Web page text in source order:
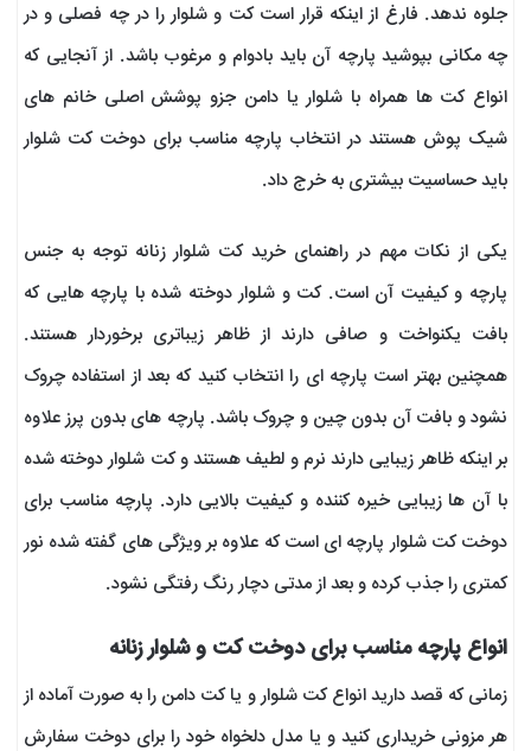
جلوه ندهد. فارغ از اینکه قرار است کت و شلوار را در چه فصلی و در
چه مکانی بپوشید پارچه آن باید بادوام و مرغوب باشد. از آنجایی که
انواع کت ها همراه با شلوار یا دامن جزو پوشش اصلی خانم های
شیک پوش هستند در انتخاب پارچه مناسب برای دوخت کت شلوار
باید حساسیت بیشتری به خرج داد.
یکی از نکات مهم در راهنمای خرید کت شلوار زنانه توجه به جنس
پارچه و کیفیت آن است. کت و شلوار دوخته شده با پارچه هایی که
بافت یکنواخت و صافی دارند از ظاهر زیباتری برخوردار هستند.
همچنین بهتر است پارچه ای را انتخاب کنید که بعد از استفاده چروک
نشود و بافت آن بدون چین و چروک باشد. پارچه های بدون پرز علاوه
بر اینکه ظاهر زیبایی دارند نرم و لطیف هستند و کت شلوار دوخته شده
با آن ها زیبایی خیره کننده و کیفیت بالایی دارد. پارچه مناسب برای
دوخت کت شلوار پارچه ای است که علاوه بر ویژگی های گفته شده نور
کمتری را جذب کرده و بعد از مدتی دچار رنگ رفتگی نشود.
انواع پارچه مناسب برای دوخت کت و شلوار زنانه
زمانی که قصد دارید انواع کت شلوار و یا کت دامن را به صورت آماده از
هر مزونی خریداری کنید و یا مدل دلخواه خود را برای دوخت سفارش